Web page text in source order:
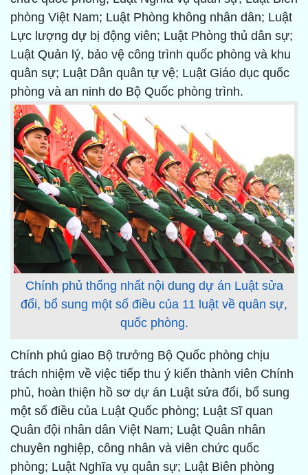
phòng Việt Nam; Luật Phòng không nhân dân; Luật
Lực lượng dự bị động viên; Luật Phòng thủ dân sự;
Luật Quản lý, bảo vệ công trình quốc phòng và khu
quân sự; Luật Dân quân tự vệ; Luật Giáo dục quốc
phòng và an ninh do Bộ Quốc phòng trình.
Chính phủ thống nhất nội dung dự án Luật sửa
đổi, bổ sung một số điều của 11 luật về quân sự,
quốc phòng.
Chính phủ giao Bộ trưởng Bộ Quốc phòng chịu
trách nhiệm về việc tiếp thu ý kiến thành viên Chính
phủ, hoàn thiện hồ sơ dự án Luật sửa đổi, bổ sung
một số điều của Luật Quốc phòng; Luật Sĩ quan
Quân đội nhân dân Việt Nam; Luật Quân nhân
chuyên nghiệp, công nhân và viên chức quốc
phòng; Luật Nghĩa vụ quân sự; Luật Biên phòng